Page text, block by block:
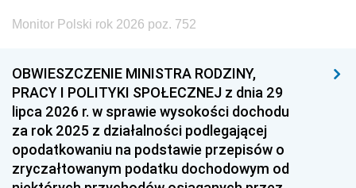
Monitor Polski rok 2026 poz. 752
OBWIESZCZENIE MINISTRA RODZINY,
PRACY I POLITYKI SPOŁECZNEJ z dnia 29
lipca 2026 r. w sprawie wysokości dochodu
za rok 2025 z działalności podlegającej
opodatkowaniu na podstawie przepisów o
zryczałtowanym podatku dochodowym od